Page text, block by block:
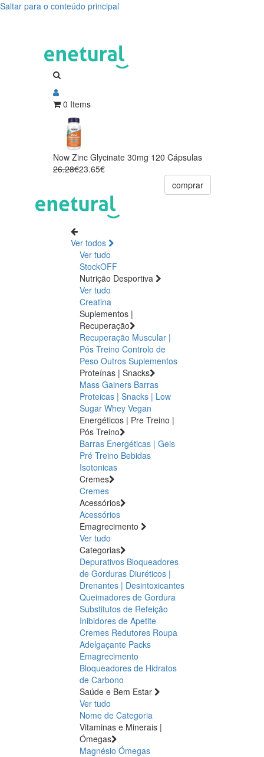
Saltar para o conteúdo principal
0 Items
Now Zinc Glycinate 30mg 120 Cápsulas
26.28€23.65€
comprar
Ver todos
Ver tudo
StockOFF
Nutrição Desportiva
Ver tudo
Creatina
Suplementos |
Recuperação
Recuperação Muscular |
Pós Treino Controlo de
Peso Outros Suplementos
Proteínas | Snacks
Mass Gainers Barras
Proteicas | Snacks | Low
Sugar Whey Vegan
Energéticos | Pre Treino |
Pós Treino
Barras Energéticas | Geis
Pré Treino Bebidas
Isotonicas
Cremes
Cremes
Acessórios
Acessórios
Emagrecimento
Ver tudo
Categorias
Depurativos Bloqueadores
de Gorduras Diuréticos |
Drenantes | Desintoxicantes
Queimadores de Gordura
Substitutos de Refeição
Inibidores de Apetite
Cremes Redutores Roupa
Adelgaçante Packs
Emagrecimento
Bloqueadores de Hidratos
de Carbono
Saúde e Bem Estar
Ver tudo
Nome de Categoria
Vitaminas e Minerais |
Ómegas
Magnésio Ómegas